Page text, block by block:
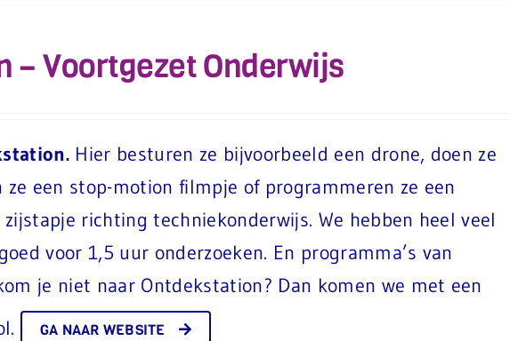
– Voortgezet Onderwijs
Hier besturen ze bijvoorbeeld een drone, doen ze
een stop-motion filmpje of programmeren ze een
richting techniekonderwijs. We hebben heel veel
voor 1,5 uur onderzoeken. En programma’s van
je niet naar Ontdekstation? Dan komen we met een
GA NAAR WEBSITE